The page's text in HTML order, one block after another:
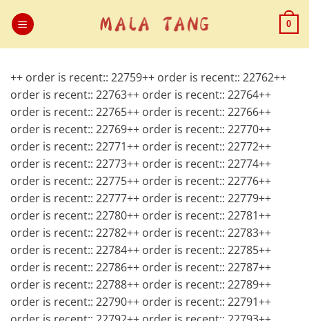
au
0
++ order is recent:: 22759++ order is recent:: 22762++
order is recent:: 22763++ order is recent:: 22764++
order is recent:: 22765++ order is recent:: 22766++
order is recent:: 22769++ order is recent:: 22770++
order is recent:: 22771++ order is recent:: 22772++
order is recent:: 22773++ order is recent:: 22774++
order is recent:: 22775++ order is recent:: 22776++
order is recent:: 22777++ order is recent:: 22779++
order is recent:: 22780++ order is recent:: 22781++
order is recent:: 22782++ order is recent:: 22783++
order is recent:: 22784++ order is recent:: 22785++
order is recent:: 22786++ order is recent:: 22787++
order is recent:: 22788++ order is recent:: 22789++
order is recent:: 22790++ order is recent:: 22791++